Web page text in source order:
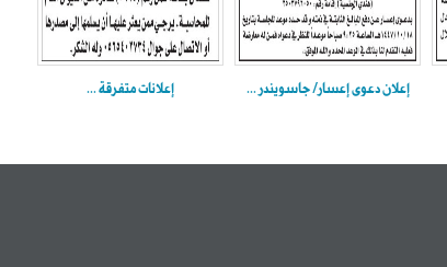
إعلان دعوى إعسار/ جاسويندر ... إعلانات متفرقة ...